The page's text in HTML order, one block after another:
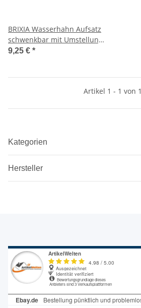
BRIXIA Wasserhahn Aufsatz
schwenkbar mit Umstellung
Strahl / Brause inkl. Adapter
9,25 € *
Artikel 1 - 1 von 1
Kategorien
Hersteller